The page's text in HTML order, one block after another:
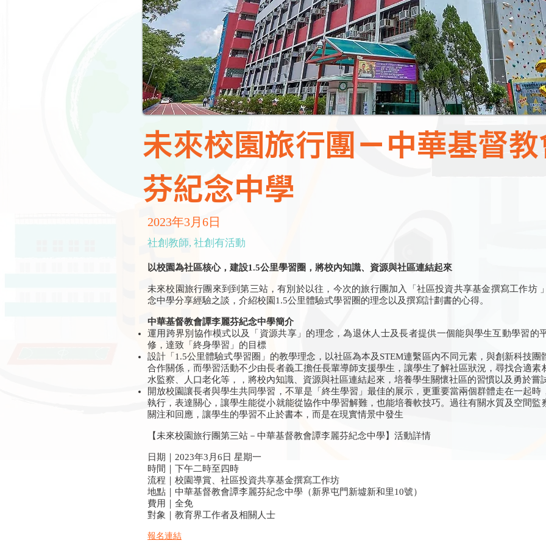
未來校園旅行團－中華基督
芬紀念中學
2023年3月6日
社創教師, 社創有活動
以校園為社區核心，建設1.5公里學習圈，將校內知識、資源與社區連結起來
未來校園旅行團來到到第三站，有別於以往，今次的旅行團加入「社區投資共享基金撰寫工作坊
念中學分享經驗之談，介紹校園1.5公里體驗式學習圈的理念以及撰寫計劃書的心得。
中華基督教會譚李麗芬紀念中學簡介
運用跨界別協作模式以及「資源共享」的理念，為退休人士及長者提供一個能與學生互動學習的
修，達致「終身學習」的目標
設計「1.5公里體驗式學習圈」的教學理念，以社區為本及STEM連繫區內不同元素，與創新科技
合作關係，而學習活動不少由長者義工擔任長輩導師支援學生，讓學生了解社區狀況，尋找合適素
水監察、人口老化等，，將校內知識、資源與社區連結起來，培養學生關懷社區的習慣以及勇於嘗
開放校園讓長者與學生共同學習，不單是「終生學習」最佳的展示，更重要當兩個群體走在一起
執行，表達關心，讓學生能從小就能從協作中學習解難，也能培養軟技巧。過往有關水質及空間監
關注和回應，讓學生的學習不止於書本，而是在現實情景中發生
【未來校園旅行團第三站－中華基督教會譚李麗芬紀念中學】活動詳情
日期｜2023年3月6日 星期一
時間｜下午二時至四時
流程｜校園導賞、社區投資共享基金撰寫工作坊
地點｜中華基督教會譚李麗芬紀念中學（新界屯門新墟新和里10號）
費用｜全免
對象｜教育界工作者及相關人士
報名連結